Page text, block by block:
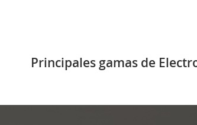
Principales gamas de